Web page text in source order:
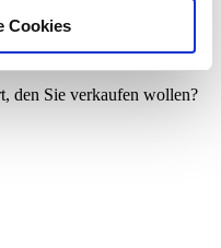
unsere Partner für
weiter. Unsere
ihnen bereitgestellt
Cookies
den Sie verkaufen wollen?